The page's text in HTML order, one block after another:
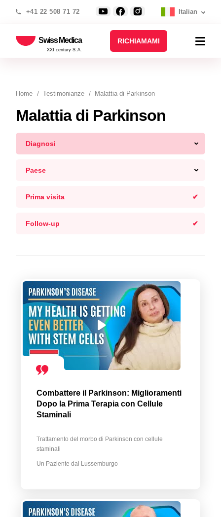
+41 22 508 71 72 Italian
Swiss Medica
XXI century S.A.
RICHIAMAMI
Home Testimonianze Malattia di Parkinson
Malattia di Parkinson
Diagnosi
Paese
Prima visita
Follow-up
Combattere il Parkinson: Miglioramenti
Dopo la Prima Terapia con Cellule
Staminali
Trattamento del morbo di Parkinson con cellule
staminali
Un Paziente dal Lussemburgo